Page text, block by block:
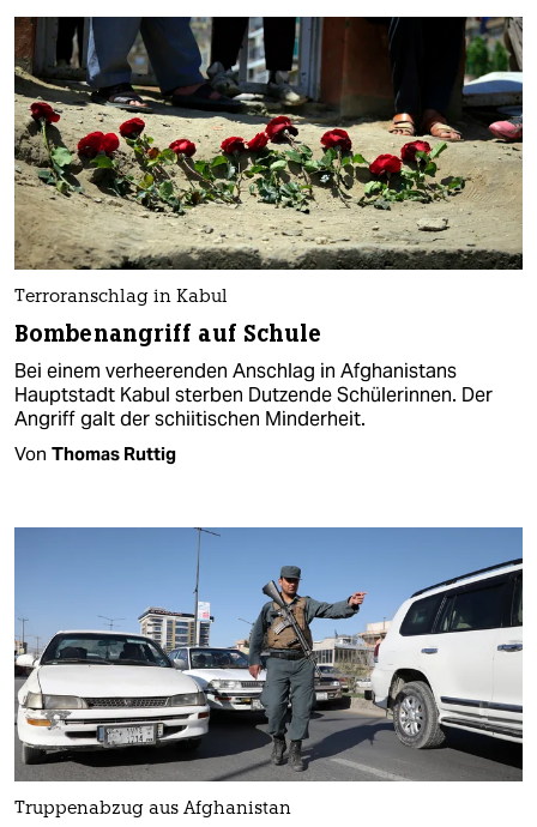
Terroranschlag in Kabul
Bombenangriff auf Schule
Bei einem verheerenden Anschlag in Afghanistans
Hauptstadt Kabul sterben Dutzende Schülerinnen. Der
Angriff galt der schiitischen Minderheit.
Von Thomas Ruttig
Truppenabzug aus Afghanistan